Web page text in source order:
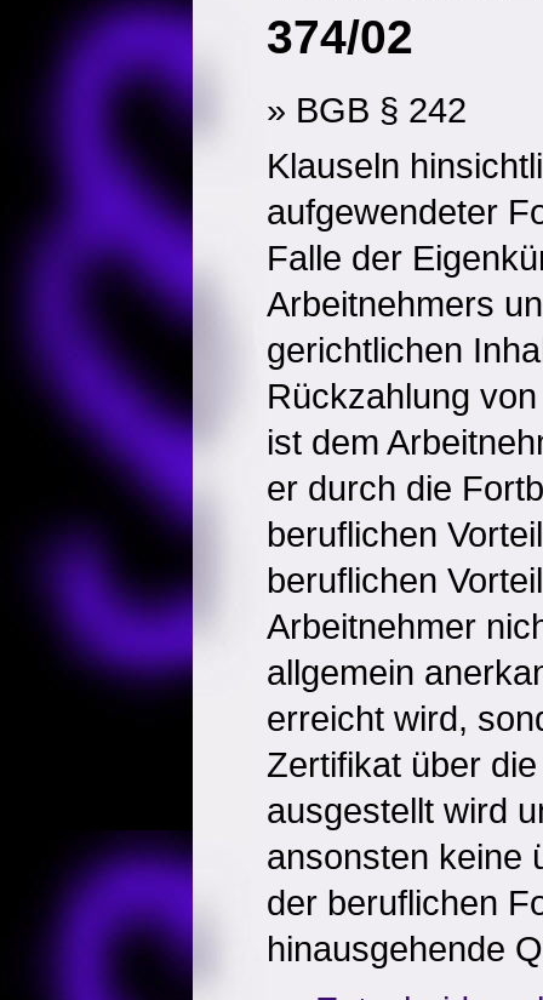
374/02
» BGB § 242
Klauseln
aufgewendeter
Falle der
Arbeitnehmers
gerichtlichen
Rückzahlung
ist dem
er durch die
beruflichen
beruflichen
Arbeitnehmer
allgemein
erreicht wird,
Zertifikat über
ausgestellt wird
ansonsten keine
der beruflichen
hinausgehende